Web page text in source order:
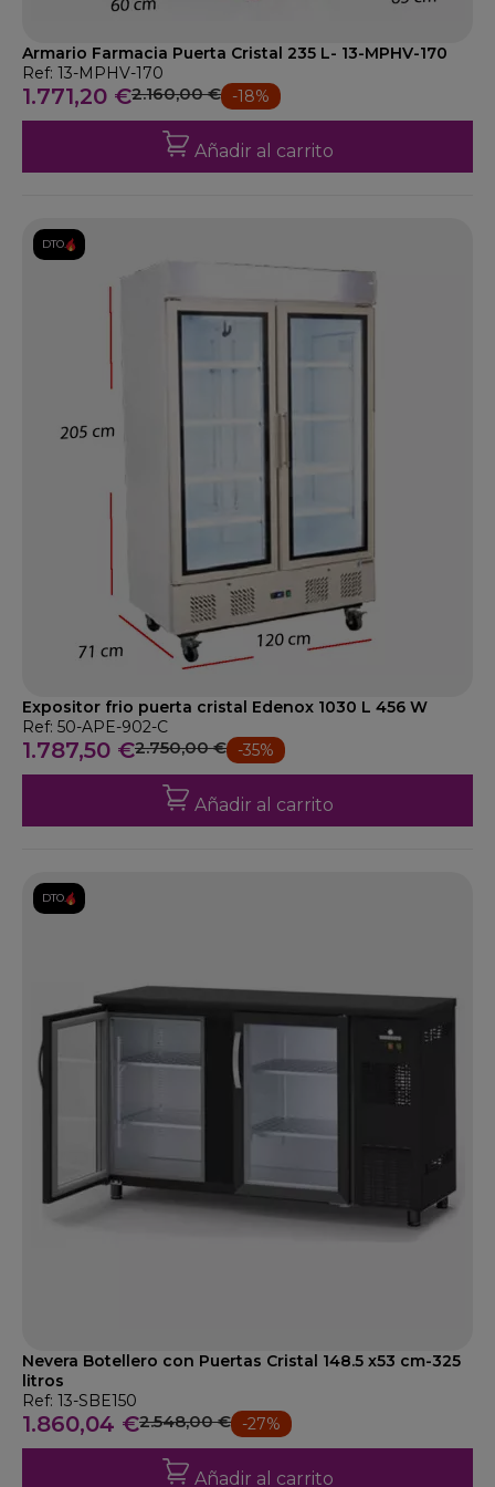
Armario Farmacia Puerta Cristal 235 L- 13-MPHV-170
Ref: 13-MPHV-170
1.771,20 €2.160,00 € -18%
Añadir al carrito
DTO.
Expositor frio puerta cristal Edenox 1030 L 456 W
Ref: 50-APE-902-C
1.787,50 €2.750,00 € -35%
Añadir al carrito
DTO.
Nevera Botellero con Puertas Cristal 148.5 x53 cm-325
litros
Ref: 13-SBE150
1.860,04 €2.548,00 € -27%
Añadir al carrito